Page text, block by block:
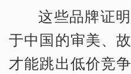
这些品牌证
于中国的审美、
才能跳出低价竞